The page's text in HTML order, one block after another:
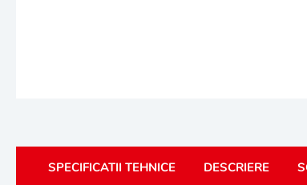
SPECIFICATII TEHNICE DESCRIERE